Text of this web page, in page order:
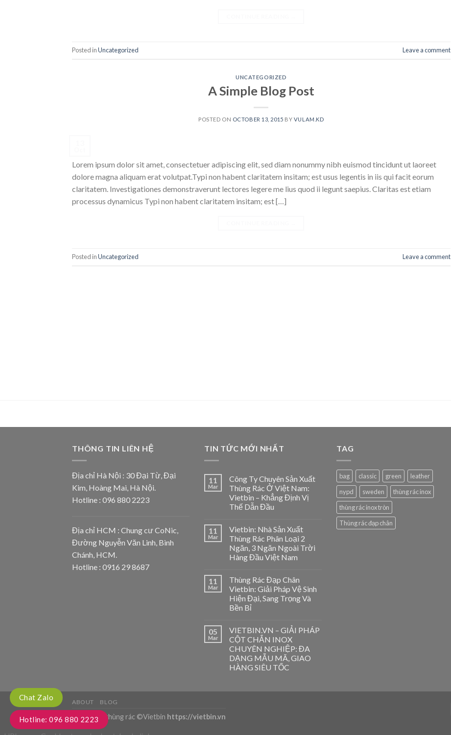
Posted inUncategorized Leave a comment
UNCATEGORIZED
A Simple Blog Post
POSTED ON OCTOBER 13, 2015 BY VULAM.KD
Lorem ipsum dolor sit amet, consectetuer adipiscing elit, sed diam nonummy nibh euismod tincidunt ut laoreet
dolore magna aliquam erat volutpat.Typi non habent claritatem insitam; est usus legentis in iis qui facit eorum
claritatem. Investigationes demonstraverunt lectores legere me lius quod ii legunt saepius. Claritas est etiam
processus dynamicus Typi non habent claritatem insitam; est […]
Posted inUncategorized Leave a comment
Chat Zalo
Hotline: 096 880 2223
THÔNG TIN LIÊN HỆ
Địa chỉ Hà Nội : 30 Đại Từ, Đại
Kim, Hoàng Mai, Hà Nội.
Hotline : 096 880 2223
Địa chỉ HCM : Chung cư CoNic,
Đường Nguyễn Văn Linh, Bình
Chánh, HCM.
Hotline : 0916 29 8687
TIN TỨC MỚI NHẤT
11
Mar
Công Ty Chuyên Sản Xuất
Thùng Rác Ở Việt Nam:
Vietbin – Khẳng Định Vị
Thế Dẫn Đầu
11
Mar
Vietbin: Nhà Sản Xuất
Thùng Rác Phân Loại 2
Ngăn, 3 Ngăn Ngoài Trời
Hàng Đầu Việt Nam
11
Mar
Thùng Rác Đạp Chân
Vietbin: Giải Pháp Vệ Sinh
Hiện Đại, Sang Trọng Và
Bền Bỉ
05
Mar
VIETBIN.VN – GIẢI PHÁP
CỘT CHẮN INOX
CHUYÊN NGHIỆP: ĐA
DẠNG MẪU MÃ, GIAO
HÀNG SIÊU TỐC
TAG
bag classic green
leather
nypd
sweden
thùng rác inox
thùng rác inox tròn
Thùng rác đạp chân
ABOUT BLOG
Copyright thùng rác ©Vietbin https://vietbin.vn